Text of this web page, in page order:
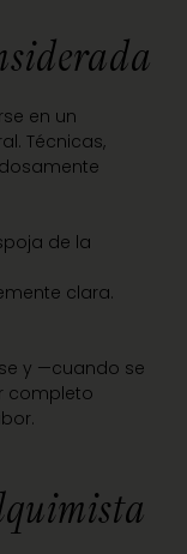
en un
Técnicas,
de la
clara.
y —cuando se
completo